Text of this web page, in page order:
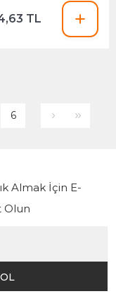
TL
6
Almak İçin E-
Olun